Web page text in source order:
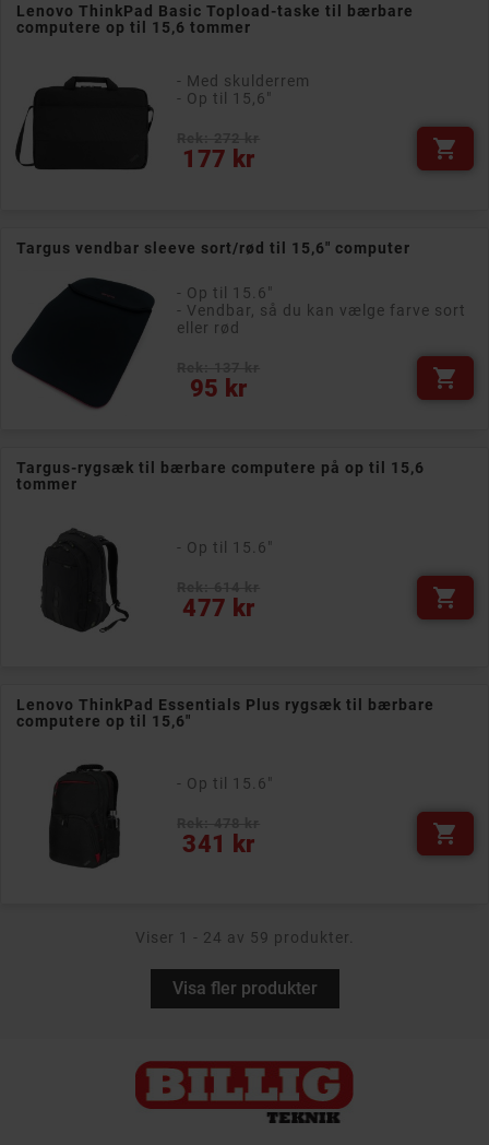
Lenovo ThinkPad Basic Topload-taske til bærbare
computere op til 15,6 tommer
- Med skulderrem
- Op til 15,6"
177 kr
Pris 
Targus vendbar sleeve sort/rød til 15,6" computer
- Op til 15.6"
- Vendbar, så du kan vælge farve sort
eller rød
95 kr
Pris 
Targus-rygsæk til bærbare computere på op til 15,6
tommer
- Op til 15.6"
477 kr
Pris 
Lenovo ThinkPad Essentials Plus rygsæk til bærbare
computere op til 15,6"
- Op til 15.6"
341 kr
Pris 
Viser 1 - 24 av 59 produkter.
Visa fler produkter